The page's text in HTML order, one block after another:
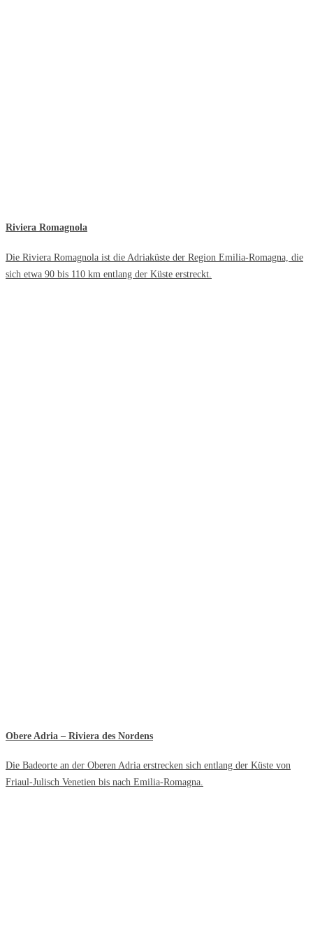
Riviera Romagnola
Die Riviera Romagnola ist die Adriaküste der Region Emilia-Romagna, die
sich etwa 90 bis 110 km entlang der Küste erstreckt.
Obere Adria – Riviera des Nordens
Die Badeorte an der Oberen Adria erstrecken sich entlang der Küste von
Friaul-Julisch Venetien bis nach Emilia-Romagna.